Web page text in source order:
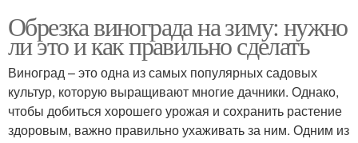
Обрезка винограда на зиму: нужно
ли это и как правильно сделать
Виноград – это одна из самых популярных садовых
культур, которую выращивают многие дачники. Однако,
чтобы добиться хорошего урожая и сохранить растение
здоровым, важно правильно ухаживать за ним. Одним из